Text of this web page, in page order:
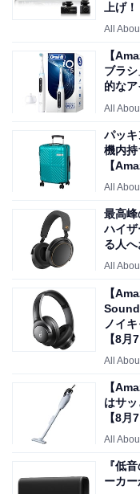
上げ
All
【
ブラ
的なア
All
パッ
機内
【
All
最高
ハイ
る人
All
【
ノイ
【8月7
All
【
はサ
【8月7
All
『低
ーカ